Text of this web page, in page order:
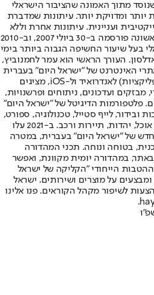
מתוך האמונה שהציבור הישראלי
יותר ומדויקת יותר. עיתונות שמדברת
ועניינית. עיתונות אחרת וללא
תשלום. המהדורה המודפסת הראשונה פורסמה ב-30 ביולי 2007, וב-2010
בעל שיעור החשיפה הגבוה ביותר בימי
העורך הראשי הוא עמר לחמנוביץ,
האינטרנט של "ישראל היום" בעברית
ובאנגלית, כמו כן היישומונים (אפליקציות) לאנדרואיד ול-iOS, מציגים
ועדכונים, ניתוחים ופרשנויות,
פלטפורמות הדיגיטל של "ישראל היום"
ובידור, לייף סטייל, טכנולוגיה, ספורט,
כלכלה וצרכנות, בריאות, חיילים, אוכל, יהדות, תיירות ורכב. ב-2021 עלו
של "ישראל היום" בעברית, במטרה
בטוחה ונוחה. תכני המהדורה
במהדורה יומית מקוונת, ואפשר
ההטבות הייחודי "הקליקה של ישראל
על מוצרים ושירותים. ישראל
לשיפור מקהל הקוראים. פנו אלינו